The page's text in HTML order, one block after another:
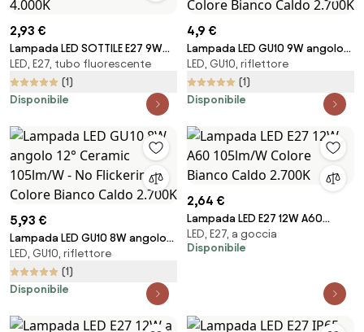
2,93 €
Lampada LED SOTTILE E27 9W
T37 100lm/W Colore Bianco
Naturale 4.000K
LED, E27, tubo fluorescente
(1)
Disponibile
4,9 €
Lampada LED GU10 9W angolo
36° Ceramic 105lm/W - No
Flickering Colore Bianco Caldo
2.700K
LED, GU10, riflettore
(1)
Disponibile
5,93 €
Lampada LED GU10 8W angolo
12° Ceramic 105lm/W - No
Flickering Colore Bianco Caldo
2.700K
LED, GU10, riflettore
(1)
Disponibile
2,64 €
Lampada LED E27 12W A60
105lm/W Colore Bianco Caldo
2.700K
LED, E27, a goccia
Disponibile